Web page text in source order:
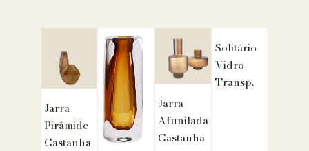
Jarra
Pirâmide
Castanha
Jarra
Afunilada
Castanha
Solitário
Vidro
Transp.